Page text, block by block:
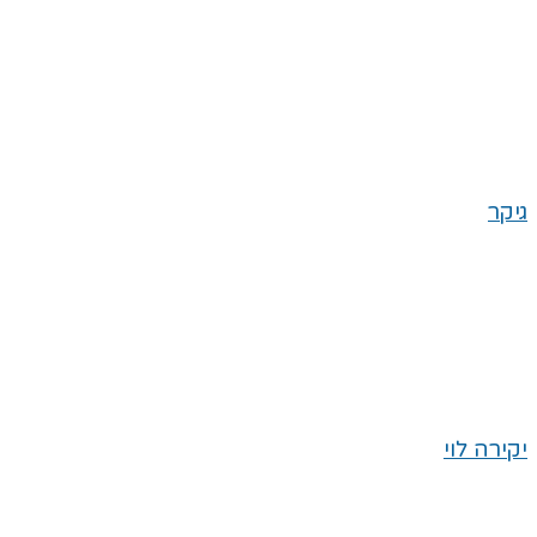
גיקר
יקירה לוי